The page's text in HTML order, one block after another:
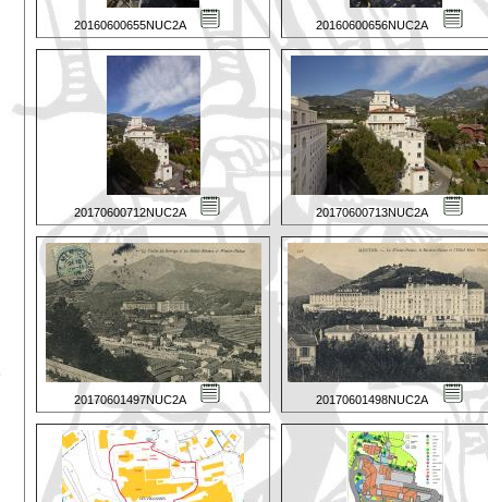
20160600655NUC2A 20160600656NUC2A
20170600712NUC2A 20170600713NUC2A
20170601497NUC2A 20170601498NUC2A